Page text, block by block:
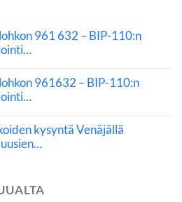
961 632 – BIP-110:n
961632 – BIP-110:n
kysyntä Venäjällä